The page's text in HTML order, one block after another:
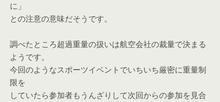
に」
との注意の意味だそうです。
調べたところ超過重量の扱いは航空会社の裁量で決まる
ようです。
今回のようなスポーツイベントでいちいち厳密に重量制
限を
していたら参加者もうんざりして次回からの参加を見合